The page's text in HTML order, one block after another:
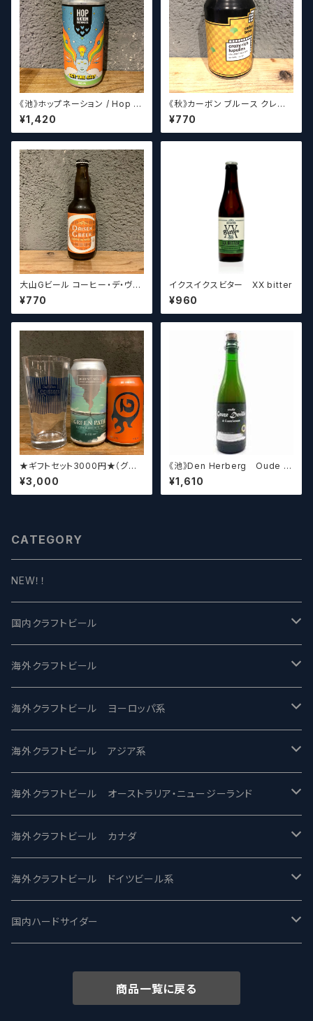
《池》ホップネーション / Hop N
ation Get The Gist
¥1,420
《秋》カーボン ブルース クレイ
ジーリッチルプリンズ Carbo
n Brews Crazy rich Lupulin
s【クラフトビール】
¥770
大山Gビール コーヒー・デ・ヴァ
イス【クラフトビール】
¥770
イクスイクスビター XX bitter
¥960
★ギフトセット3000円★（グラ
スセット）【クラフトビール】
¥3,000
《池》Den Herberg Oude G
euze Deville a L'acienne
デンヘルベルグ
¥1,610
CATEGORY
NEW！！
国内クラフトビール
UCHU BREWING -うちゅうブルーイング
バテレ -VERTERE
2nd Story Ale Works -セカンドストーリー
ビアへるん - Beer Hearn
忽布古丹醸造 - HOP KOTAN
ワイマーケットブルーイング Y.Market Brewing
志賀高原ビール - SIGAKOGEN
箕面ビール - MINOH BEER
海外クラフトビール
Modern Times モダンタイムズ
Maui マウイ
Toppling Goliath トップリンゴライアス
Fair State フェアステイト
Lagunitas ラグニタス
FirestoneWalker ファイアストーン
Mikkeller ミッケラー
海外クラフトビール ヨーロッパ系
UnBarred -アンバード
SAIREN /サイレン
ワイルドチャイルド - Wilde Child
BrewDog Brewery - ブリュードッグ
The Flying Inn / ザ フライイング イン
Lambiek Fabriek - ファブリーク
海外クラフトビール アジア系
gweilo-鬼佬 グウァイロ
Heart Of Darkness - ハートオブダークネス
Carbon brews -カーボン
TAIHU - タイフー
Behemoth - ベヒーモス
海外クラフトビール オーストラリア・ニュージーランド
ROCKY RIDGE - ロッキーリッジ
BODRIGGY BREWING ボッドリッジー
CO-CONSPIRATORS コ・コンスピレーターズ
Deep Creek Brewing Co.
海外クラフトビール カナダ
Jackie O's ジャッキーオーズ
Westbrook ウェストブルック
Strathcona ストラスコナ
海外クラフトビール ドイツビール系
Karmeliten カーメリテン
Früh フリュー
国内ハードサイダー
商品一覧に戻る